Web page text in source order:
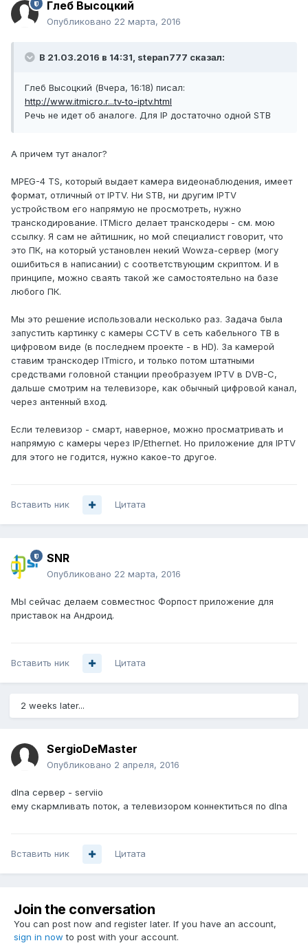
Глеб Высоцкий
Опубликовано 22 марта, 2016
В 21.03.2016 в 14:31, stepan777 сказал:
Глеб Высоцкий (Вчера, 16:18) писал:
http://www.itmicro.r...tv-to-iptv.html
Речь не идет об аналоге. Для IP достаточно одной STB
А причем тут аналог?
MPEG-4 TS, который выдает камера видеонаблюдения, имеет
формат, отличный от IPTV. Ни STB, ни другим IPTV
устройством его напрямую не просмотреть, нужно
транскодирование. ITMicro делает транскодеры - см. мою
ссылку. Я сам не айтишник, но мой специалист говорит, что
это ПК, на который установлен некий Wowza-сервер (могу
ошибиться в написании) с соответствующим скриптом. И в
принципе, можно сваять такой же самостоятельно на базе
любого ПК.
Мы это решение использовали несколько раз. Задача была
запустить картинку с камеры CCTV в сеть кабельного ТВ в
цифровом виде (в последнем проекте - в HD). За камерой
ставим транскодер ITmicro, и только потом штатными
средствами головной станции преобразуем IPTV в DVB-C,
дальше смотрим на телевизоре, как обычный цифровой канал,
через антенный вход.
Если телевизор - смарт, наверное, можно просматривать и
напрямую с камеры через IP/Ethernet. Но приложение для IPTV
для этого не годится, нужно какое-то другое.
Вставить ник Цитата
SNR
Опубликовано 22 марта, 2016
МЫ сейчас делаем совместнос Форпост приложение для
приставок на Андроид.
Вставить ник Цитата
2 weeks later...
SergioDeMaster
Опубликовано 2 апреля, 2016
dlna сервер - serviio
ему скармливать поток, а телевизором коннектиться по dlna
Вставить ник Цитата
Join the conversation
You can post now and register later. If you have an account,
sign in now to post with your account.